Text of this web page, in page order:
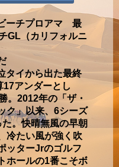
ーチプロアマ 最
GL（カリフォルニ
タイから出た最終
17アンダーとし
。2012年の「ザ・
ク」以来、6シーズ
。快晴無風の早朝
冷たい風が強く吹
ッターJrのゴルフ
ホールの1番こそボ